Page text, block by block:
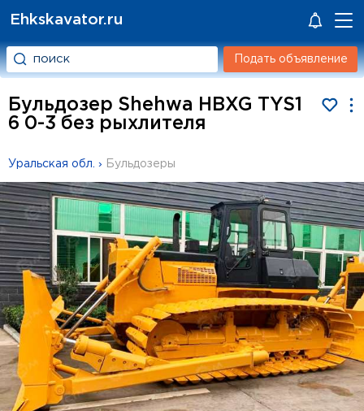
Ehkskavator.ru
Подать объявление
Бульдозер Shehwa HBXG TYS1
6 0-3 без рыхлителя
Уральская обл. › Бульдозеры